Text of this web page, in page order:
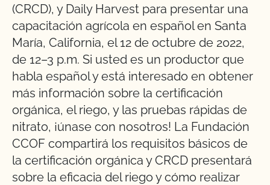
(CRCD), y Daily Harvest para presentar una
capacitación agrícola en español en Santa
María, California, el 12 de octubre de 2022,
de 12–3 p.m. Si usted es un productor que
habla español y está interesado en obtener
más información sobre la certificación
orgánica, el riego, y las pruebas rápidas de
nitrato, ¡únase con nosotros! La Fundación
CCOF compartirá los requisitos básicos de
la certificación orgánica y CRCD presentará
sobre la eficacia del riego y cómo realizar